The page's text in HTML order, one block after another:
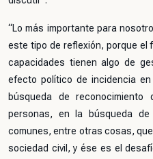
“Lo más importante para
este tipo de reflexión, porque el
capacidades tienen algo de
efecto político de incidencia
búsqueda de
personas, en la búsqueda
comunes, entre otras cosas,
sociedad civil, y ése es el